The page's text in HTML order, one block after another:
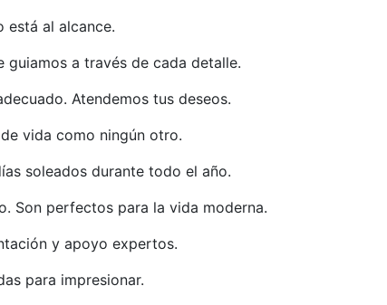
está al alcance.
a través de cada detalle.
Atendemos tus deseos.
vida como ningún otro.
soleados durante todo el año.
Son perfectos para la vida moderna.
y apoyo expertos.
para impresionar.